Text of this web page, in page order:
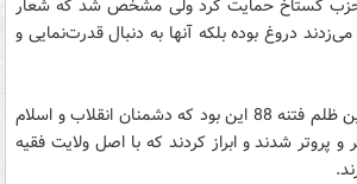
حزب گستاخ حمایت کرد ولی مشخص شد که شعار
می‌زدند دروغ بوده بلکه آنها به دنبال قدرت‌نمایی و
وی اذعان داشت: بزرگترین ظلم فتنه 88 این بود که دشمنان انقلاب و اسلام
و پروتر شدند و ابراز کردند که با اصل ولایت فقیه